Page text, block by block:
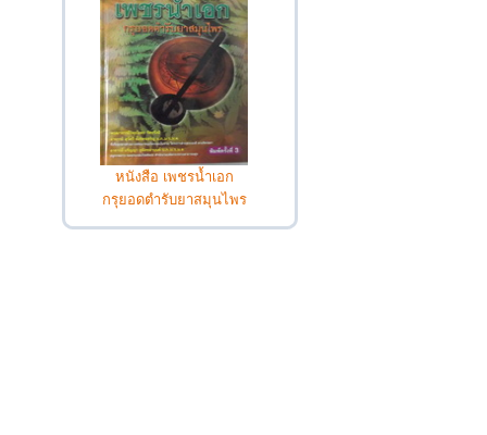
หนังสือ เพชรน้ำเอก
กรุยอดตำรับยาสมุนไพร